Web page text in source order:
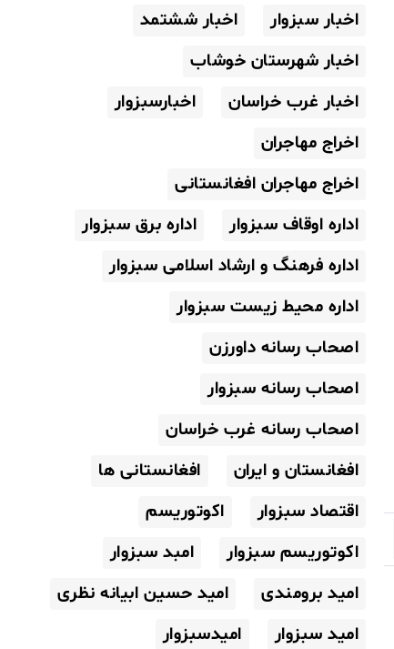
اخبار سبزوار
اخبار ششتمد
اخبار شهرستان خوشاب
اخبار غرب خراسان
اخبارسبزوار
اخراج مهاجران
اخراج مهاجران افغانستانی
اداره اوقاف سبزوار
اداره برق سبزوار
اداره فرهنگ و ارشاد اسلامی سبزوار
اداره محیط زیست سبزوار
اصحاب رسانه داورزن
اصحاب رسانه سبزوار
اصحاب رسانه غرب خراسان
افغانستان و ایران
افغانستانی ها
اقتصاد سبزوار
اکوتوریسم
اکوتوریسم سبزوار
امبد سبزوار
امید برومندی
امید حسین ابیانه نظری
امید سبزوار
امیدسبزوار